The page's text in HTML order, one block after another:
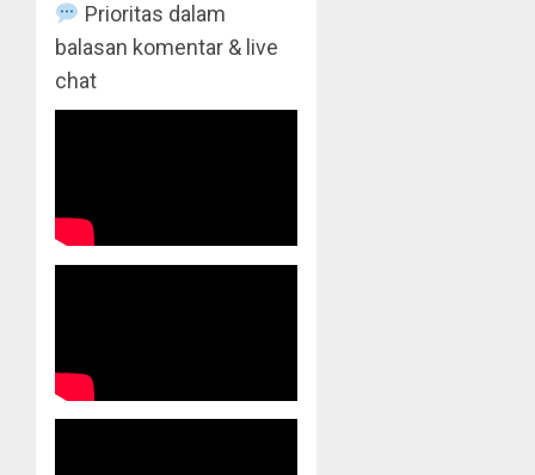
Prioritas dalam
balasan komentar & live
chat